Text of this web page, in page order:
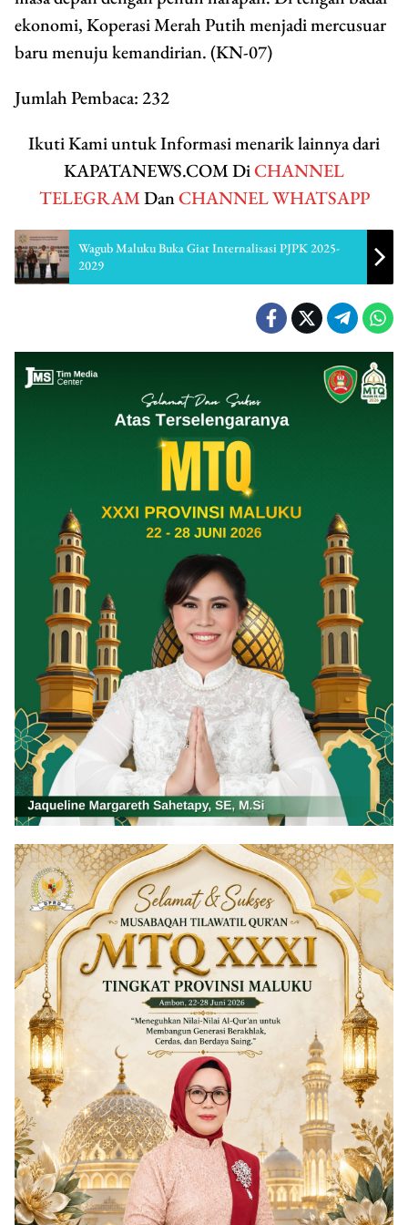
ekonomi, Koperasi Merah Putih menjadi mercusuar
baru menuju kemandirian. (KN-07)
Jumlah Pembaca: 232
Ikuti Kami untuk Informasi menarik lainnya dari
KAPATANEWS.COM DiCHANNEL
TELEGRAMDanCHANNEL WHATSAPP
Wagub Maluku Buka Giat Internalisasi PJPK 2025-
2029